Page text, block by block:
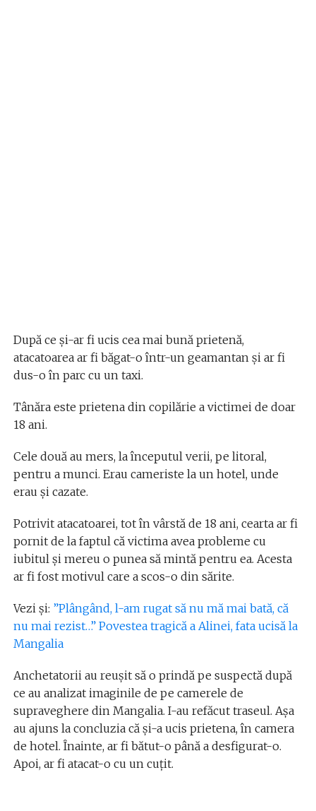
După ce și-ar fi ucis cea mai bună prietenă,
atacatoarea ar fi băgat-o într-un geamantan și ar fi
dus-o în parc cu un taxi.
Tânăra este prietena din copilărie a victimei de doar
18 ani.
Cele două au mers, la începutul verii, pe litoral,
pentru a munci. Erau cameriste la un hotel, unde
erau și cazate.
Potrivit atacatoarei, tot în vârstă de 18 ani, cearta ar fi
pornit de la faptul că victima avea probleme cu
iubitul și mereu o punea să mintă pentru ea. Acesta
ar fi fost motivul care a scos-o din sărite.
Vezi și: ”Plângând, l-am rugat să nu mă mai bată, că
nu mai rezist…” Povestea tragică a Alinei, fata ucisă la
Mangalia
Anchetatorii au reușit să o prindă pe suspectă după
ce au analizat imaginile de pe camerele de
supraveghere din Mangalia. I-au refăcut traseul. Așa
au ajuns la concluzia că și-a ucis prietena, în camera
de hotel. Înainte, ar fi bătut-o până a desfigurat-o.
Apoi, ar fi atacat-o cu un cuțit.